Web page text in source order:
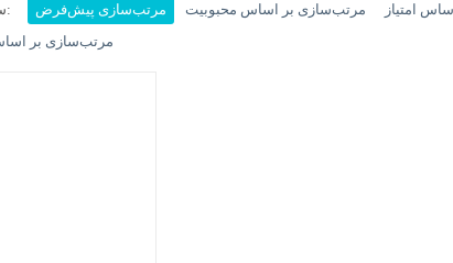
مرتب‌سازی پیش‌فرض مرتب‌سازی بر اساس محبوبیت امتیاز
مرتب‌سازی بر